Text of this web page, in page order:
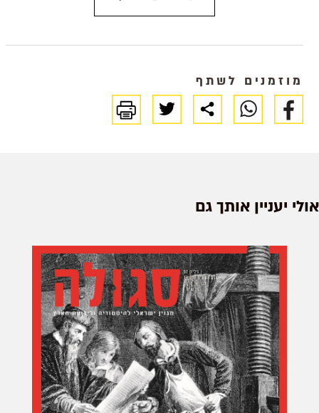
בכפר קטן בצרפת. הימים ימי
מוזמנים לשתף
אולי יעניין אותך גם